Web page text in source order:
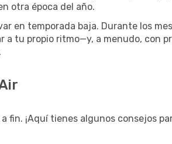
otra época del año.
en temporada baja. Durante los
tu propio ritmo—y, a menudo, con
¡Aquí tienes algunos consejos